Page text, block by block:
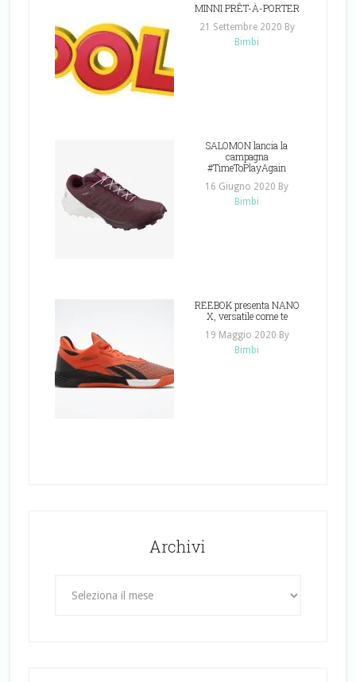
MINNI PRÊT-À-PORTER
21 Settembre 2020 By
Bimbi
SALOMON lancia la
campagna
#TimeToPlayAgain
16 Giugno 2020 By
Bimbi
REEBOK presenta NANO
X, versatile come te
19 Maggio 2020 By
Bimbi
Archivi